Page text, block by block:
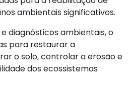
ambientais significativos.
diagnósticos ambientais, o
para restaurar a
o solo, controlar a erosão e
dos ecossistemas